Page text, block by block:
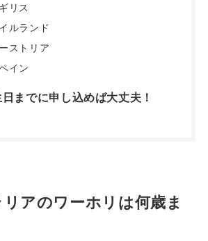
リス
ルランド
ストリア
イン
までに申し込めば大丈夫！
アのワーホリは何歳ま